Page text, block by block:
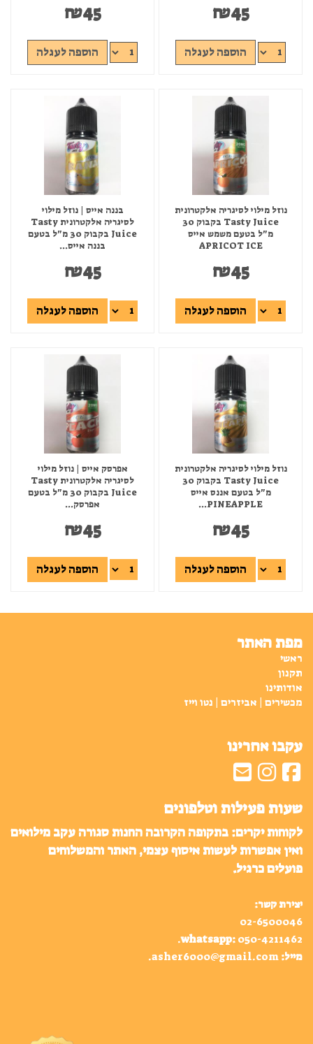
₪45
הוספה לעגלה
₪45
הוספה לעגלה
נוזל מילוי לסיגריה אלקטרונית
Tasty Juice בקבוק 30
מ"ל בטעם משמש אייס
APRICOT ICE
₪45
הוספה לעגלה
בננה אייס | נוזל מילוי
לסיגריה אלקטרונית Tasty
Juice בקבוק 30 מ"ל בטעם
בננה אייס...
₪45
הוספה לעגלה
נוזל מילוי לסיגריה אלקטרונית
Tasty Juice בקבוק 30
מ"ל בטעם אננס אייס
PINEAPPLE...
₪45
הוספה לעגלה
אפרסק אייס | נוזל מילוי
לסיגריה אלקטרונית Tasty
Juice בקבוק 30 מ"ל בטעם
אפרסק...
₪45
הוספה לעגלה
מפת האתר
ראשי
תקנון
אודותינו
מכשירים | אביזרים | נטו וייז
עקבו אחרינו
שעות פעילות וטלפונים
לקוחות יקרים: בתקופה הקרובה החנות סגורה עקב מילואים
ואין אפשרות לעשות איסוף עצמי, האתר והמשלוחים
פועלים כרגיל.
יצירת קשר:
02-6500046
whatsapp: 050-4211462
.
מייל: asher6000@gmail.com
.